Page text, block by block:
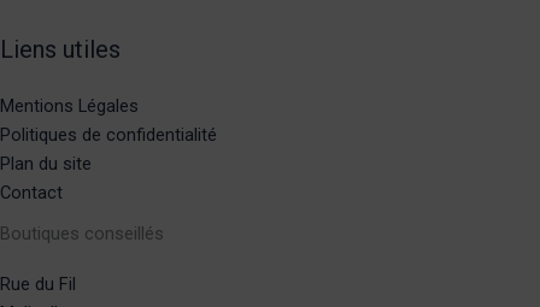
Liens utiles
Mentions Légales
Politiques de confidentialité
Plan du site
Contact
Boutiques conseillés
Rue du Fil